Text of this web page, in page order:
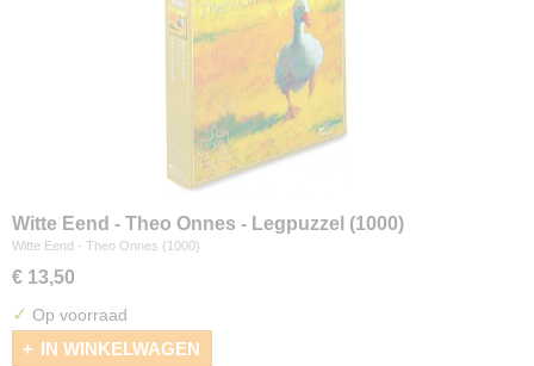
Witte Eend - Theo Onnes - Legpuzzel (1000)
Witte Eend - Theo Onnes (1000)
€ 13,50
✓ Op voorraad
IN WINKELWAGEN